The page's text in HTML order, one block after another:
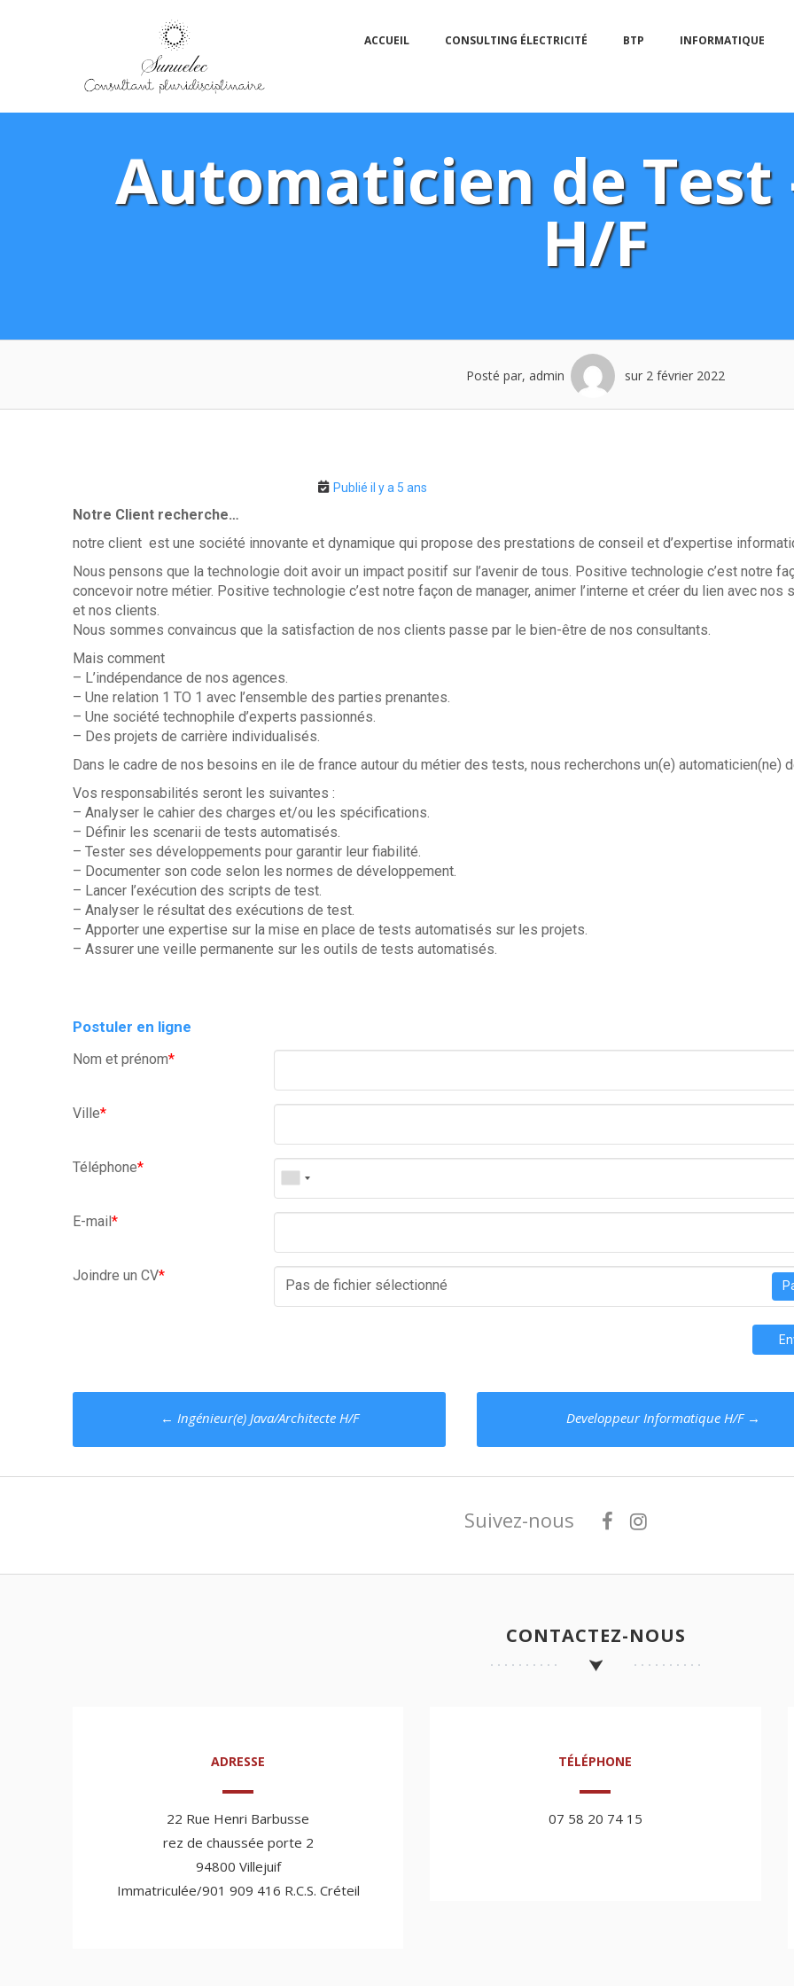
ACCUEIL CONSULTING ÉLECTRICITÉ BTP INFORMATIQUE
Automaticien de Test
H/F
Posté par, admin sur 2 février 2022
Publié il y a 5 ans
Notre Client recherche…
notre client est une société innovante et dynamique qui propose des prestations de conseil et d’expertise
Nous pensons que la technologie doit avoir un impact positif sur l’avenir de tous. Positive technologie c’est notre
concevoir notre métier. Positive technologie c’est notre façon de manager, animer l’interne et créer du lien avec nos
et nos clients.
Nous sommes convaincus que la satisfaction de nos clients passe par le bien-être de nos consultants.
Mais comment
– L’indépendance de nos agences.
– Une relation 1 TO 1 avec l’ensemble des parties prenantes.
– Une société technophile d’experts passionnés.
– Des projets de carrière individualisés.
Dans le cadre de nos besoins en ile de france autour du métier des tests, nous recherchons un(e) automaticien(ne)
Vos responsabilités seront les suivantes :
– Analyser le cahier des charges et/ou les spécifications.
– Définir les scenarii de tests automatisés.
– Tester ses développements pour garantir leur fiabilité.
– Documenter son code selon les normes de développement.
– Lancer l’exécution des scripts de test.
– Analyser le résultat des exécutions de test.
– Apporter une expertise sur la mise en place de tests automatisés sur les projets.
– Assurer une veille permanente sur les outils de tests automatisés.
Postuler en ligne
Nom et prénom*
Ville*
Téléphone*
E-mail*
Joindre un CV*
Pas de fichier sélectionné
navigation
← Ingénieur(e) Java/Architecte H/F Developpeur Informatique H/F →
Suivez-nous
CONTACTEZ-NOUS
ADRESSE
22 Rue Henri Barbusse
rez de chaussée porte 2
94800 Villejuif
Immatriculée/901 909 416 R.C.S. Créteil
TÉLÉPHONE
07 58 20 74 15